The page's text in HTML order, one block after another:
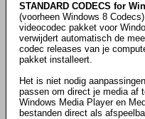
STANDARD CODECS for
(voorheen Windows 8
videocodec pakket voor
verwijdert automatisch de
codec releases van je
pakket installeert.
Het is niet nodig
passen om direct je media af
Windows Media Player en
bestanden direct als